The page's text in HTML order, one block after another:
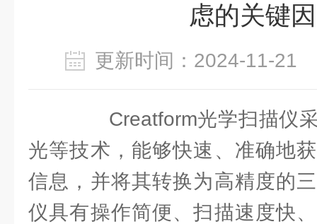
虑的关键
更新时间：2024-11-
Creatform光学扫描仪采
光等技术，能够快速、准确地
信息，并将其转换为高精度的
仪具有操作简便、扫描速度快